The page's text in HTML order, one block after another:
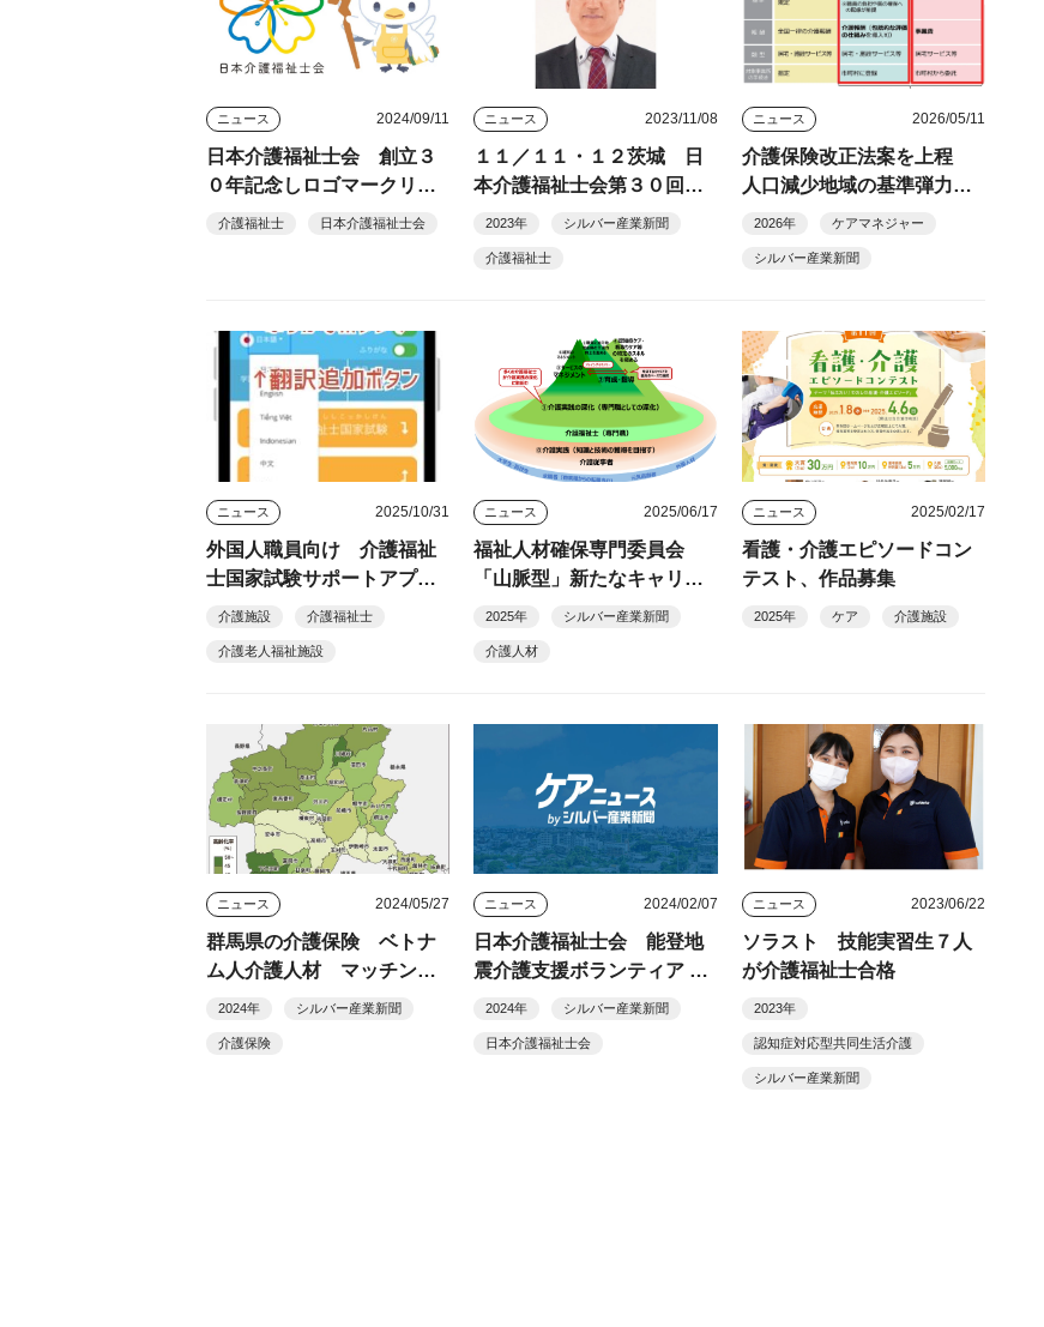
ニュース 2024/09/11
日本介護福祉士会 創立３
０年記念しロゴマークリニ
ューアル
介護福祉士 日本介護福祉士会
ニュース 2023/11/08
１１／１１・１２茨城 日
本介護福祉士会第３０回全
国大会
2023年 シルバー産業新聞
介護福祉士
ニュース 2026/05/11
介護保険改正法案を上程
人口減少地域の基準弾力
化、訪問介護「定額報酬」
2026年 ケアマネジャー
シルバー産業新聞
ニュース 2025/10/31
外国人職員向け 介護福祉
士国家試験サポートアプ
リ 申込受付中 全国老施協
介護施設 介護福祉士
介護老人福祉施設
ニュース 2025/06/17
福祉人材確保専門委員会
「山脈型」新たなキャリア
モデル促進へ
2025年 シルバー産業新聞
介護人材
ニュース 2025/02/17
看護・介護エピソードコン
テスト、作品募集
2025年 ケア 介護施設
ニュース 2024/05/27
群馬県の介護保険 ベトナ
ム人介護人材 マッチング
段階から県支援
2024年 シルバー産業新聞
介護保険
ニュース 2024/02/07
日本介護福祉士会 能登地
震介護支援ボランティア 全
国から募集
2024年 シルバー産業新聞
日本介護福祉士会
ニュース 2023/06/22
ソラスト 技能実習生７人
が介護福祉士合格
2023年
認知症対応型共同生活介護
シルバー産業新聞